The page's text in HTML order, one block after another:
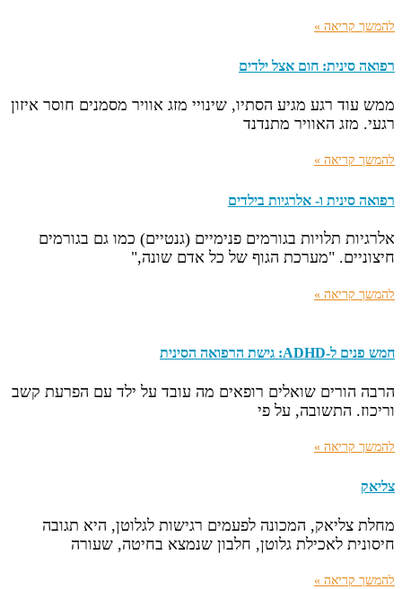
להמשך קריאה »
רפואה סינית: חום אצל ילדים
ממש עוד רגע מגיע הסתיו, שינויי מזג אוויר מסמנים חוסר איזון
רגעי. מזג האוויר מתנדנד
להמשך קריאה »
רפואה סינית ו- אלרגיות בילדים
אלרגיות תלויות בגורמים פנימיים (גנטיים) כמו גם בגורמים
חיצוניים. "מערכת הגוף של כל אדם שונה,"
להמשך קריאה »
חמש פנים ל-ADHD: גישת הרפואה הסינית
הרבה הורים שואלים רופאים מה עובד על ילד עם הפרעת קשב
וריכוז. התשובה, על פי
להמשך קריאה »
צליאק
מחלת צליאק, המכונה לפעמים רגישות לגלוטן, היא תגובה
חיסונית לאכילת גלוטן, חלבון שנמצא בחיטה, שעורה
להמשך קריאה »